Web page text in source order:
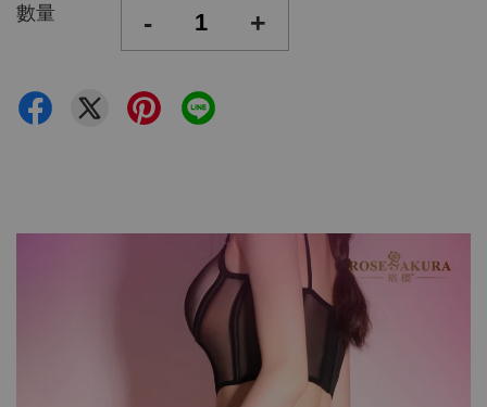
數量 - +